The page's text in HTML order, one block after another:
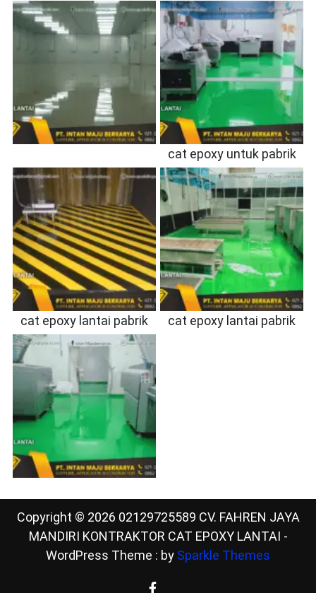
cat epoxy untuk pabrik
cat epoxy lantai pabrik cat epoxy lantai pabrik
Copyright © 2026 02129725589 CV. FAHREN JAYA
MANDIRI KONTRAKTOR CAT EPOXY LANTAI -
WordPress Theme : by Sparkle Themes